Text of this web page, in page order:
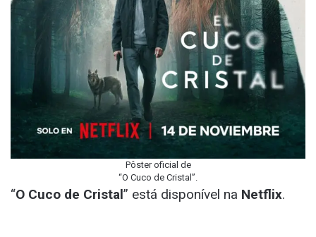
Pôster oficial de
“O Cuco de Cristal”.
“O Cuco de Cristal” está disponível na Netflix.